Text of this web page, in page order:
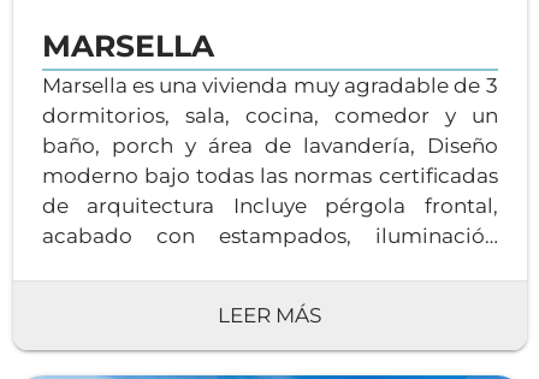
MARSELLA
Marsella es una vivienda muy agradable de 3
dormitorios, sala, cocina, comedor y un
baño, porch y área de lavandería, Diseño
moderno bajo todas las normas certificadas
de arquitectura Incluye pérgola frontal,
acabado con estampados, iluminación
construcción pura: 54.59m².
LEER MÁS